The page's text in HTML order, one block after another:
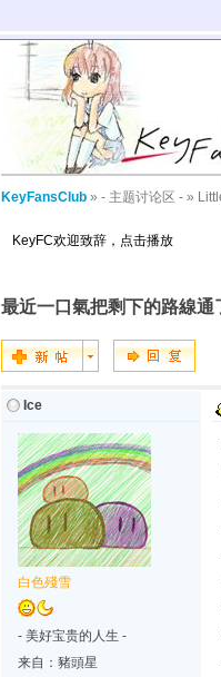
KeyFansClub » - 主题讨论区 - »
KeyFC欢迎致辞，点击播放
最近一口氣把剩下的路線
Ice
白色殘雪
- 美好宝贵的人生 -
来自：豬頭星